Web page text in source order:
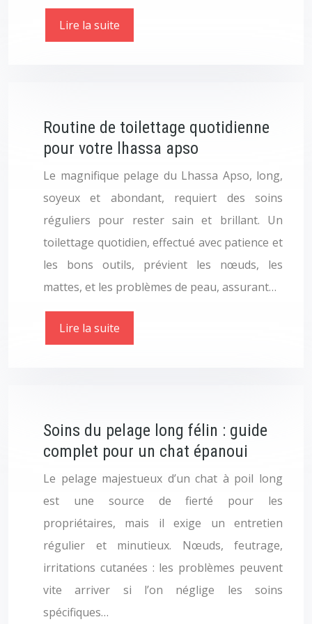
Lire la suite
Routine de toilettage quotidienne
pour votre lhassa apso
Le magnifique pelage du Lhassa Apso, long,
soyeux et abondant, requiert des soins
réguliers pour rester sain et brillant. Un
toilettage quotidien, effectué avec patience et
les bons outils, prévient les nœuds, les
mattes, et les problèmes de peau, assurant…
Lire la suite
Soins du pelage long félin : guide
complet pour un chat épanoui
Le pelage majestueux d’un chat à poil long
est une source de fierté pour les
propriétaires, mais il exige un entretien
régulier et minutieux. Nœuds, feutrage,
irritations cutanées : les problèmes peuvent
vite arriver si l’on néglige les soins
spécifiques…